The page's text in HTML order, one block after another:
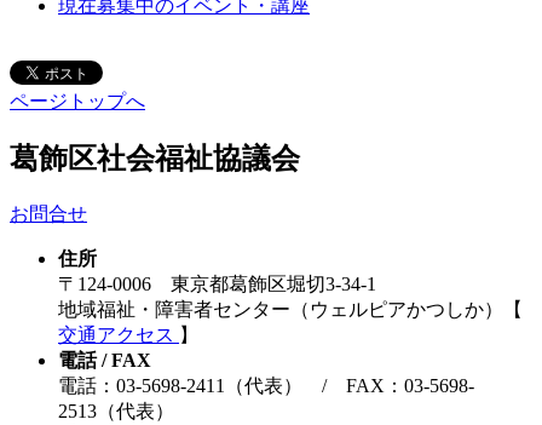
現在募集中のイベント・講座
ページトップへ
葛飾区社会福祉協議会
お問合せ
住所
〒124-0006 東京都葛飾区堀切3-34-1
地域福祉・障害者センター（ウェルピアかつしか）【
交通アクセス 】
電話 / FAX
電話：03-5698-2411（代表） / FAX：03-5698-
2513（代表）